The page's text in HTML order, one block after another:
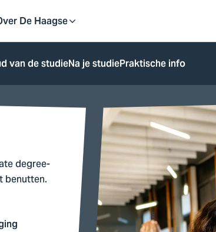
De Haagse
van de studieNa je studiePraktische info
degree-
benutten.